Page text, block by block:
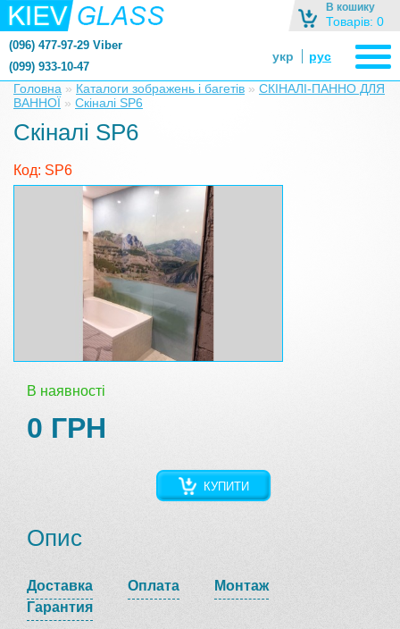
В кошику
Товарів: 0
(096) 477-97-29 Viber
(099) 933-10-47
zerkalonazakaz@gmail.com
zerkaloshop@ukr.net
укр рус
Головна » Каталоги зображень і багетів » СКІНАЛІ-ПАННО ДЛЯ
ВАННОЇ » Скіналі SP6
Скіналі SP6
Код: SP6
В наявності
0 ГРН
КУПИТИ
Опис
Доставка Оплата
Монтаж
Гарантия